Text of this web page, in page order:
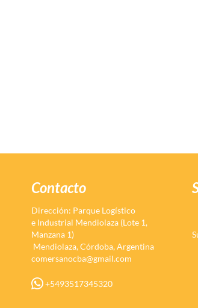
Contacto
Dirección: Parque Logístico
e Industrial Mendiolaza (Lote 1,
Manzana 1)
Mendiolaza, Córdoba, Argentina
comersanocba@gmail.com
+5493517345320